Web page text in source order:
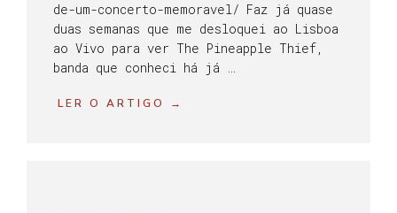
de-um-concerto-memoravel/ Faz já quase
duas semanas que me desloquei ao Lisboa
ao Vivo para ver The Pineapple Thief,
banda que conheci há já …
LER O ARTIGO →